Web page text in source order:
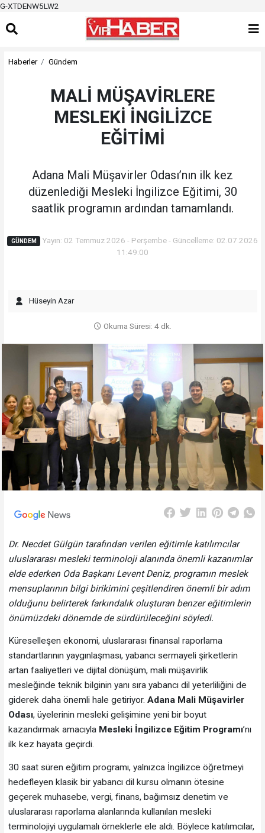
G-XTDENW5LW2
Haberler Gündem
MALİ MÜŞAVİRLERE
MESLEKİ İNGİLİZCE
EĞİTİMİ
Adana Mali Müşavirler Odası’nın ilk kez
düzenlediği Mesleki İngilizce Eğitimi, 30
saatlik programın ardından tamamlandı.
GÜNDEM
Yayın: 02 Temmuz 2026 - Perşembe - Güncelleme: 02.07.2026
11:49:00
Hüseyin Azar
Okuma Süresi: 4 dk.
Dr. Necdet Gülgün tarafından verilen eğitimle katılımcılar
uluslararası mesleki terminoloji alanında önemli kazanımlar
elde ederken Oda Başkanı Levent Deniz, programın meslek
mensuplarının bilgi birikimini çeşitlendiren önemli bir adım
olduğunu belirterek farkındalık oluşturan benzer eğitimlerin
önümüzdeki dönemde de sürdürüleceğini söyledi.
Küreselleşen ekonomi, uluslararası finansal raporlama
standartlarının yaygınlaşması, yabancı sermayeli şirketlerin
artan faaliyetleri ve dijital dönüşüm, mali müşavirlik
mesleğinde teknik bilginin yanı sıra yabancı dil yeterliliğini de
giderek daha önemli hale getiriyor. Adana Mali Müşavirler
Odası, üyelerinin mesleki gelişimine yeni bir boyut
kazandırmak amacıyla Mesleki İngilizce Eğitim Programı’nı
ilk kez hayata geçirdi.
30 saat süren eğitim programı, yalnızca İngilizce öğretmeyi
hedefleyen klasik bir yabancı dil kursu olmanın ötesine
geçerek muhasebe, vergi, finans, bağımsız denetim ve
uluslararası raporlama alanlarında kullanılan mesleki
terminolojiyi uygulamalı örneklerle ele aldı. Böylece katılımcılar,